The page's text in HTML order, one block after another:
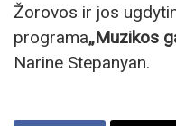
Žorovos ir jos
programa„Muzikos
Narine Stepanyan.